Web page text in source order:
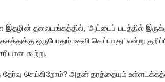
தலையங்கத்தில், ‘அட்டைப் படத்தில்
ஒருபோதும் உதவி செய்யாது’ என்று
கூற்று.
தேர்வு செய்கிறோம்? அதன் தரத்தையும்